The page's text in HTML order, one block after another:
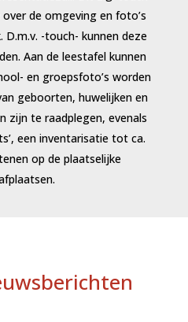
de omgeving en foto’s
-touch- kunnen deze
Aan de leestafel kunnen
en groepsfoto’s worden
geboorten, huwelijken en
zijn te raadplegen, evenals
een inventarisatie tot ca.
op de plaatselijke